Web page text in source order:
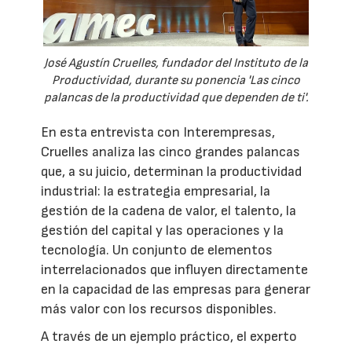
José Agustín Cruelles, fundador del Instituto de la
Productividad, durante su ponencia 'Las cinco
palancas de la productividad que dependen de ti'.
En esta entrevista con Interempresas,
Cruelles analiza las cinco grandes palancas
que, a su juicio, determinan la productividad
industrial: la estrategia empresarial, la
gestión de la cadena de valor, el talento, la
gestión del capital y las operaciones y la
tecnología. Un conjunto de elementos
interrelacionados que influyen directamente
en la capacidad de las empresas para generar
más valor con los recursos disponibles.
A través de un ejemplo práctico, el experto